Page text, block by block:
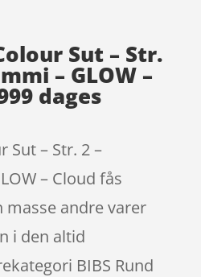
Sut – Str.
– GLOW –
dages
Sut – Str. 2 –
– Cloud fås
masse andre varer
i den altid
BIBS Rund